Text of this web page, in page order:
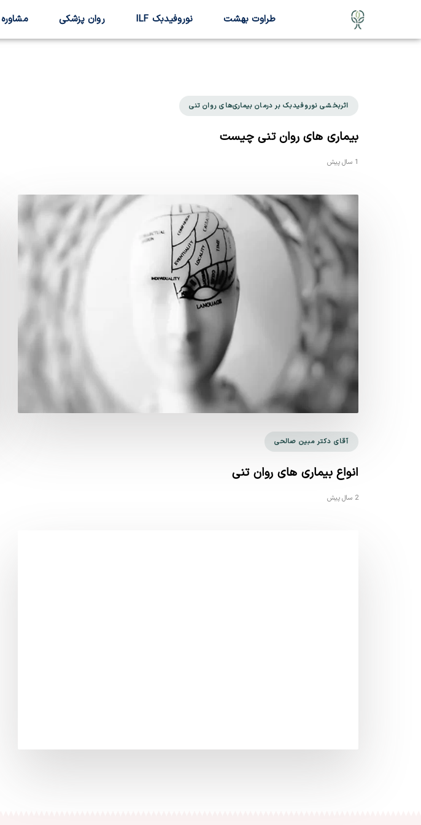
طراوت بهشت نوروفیدبک ILF روان پزشکی مشاوره
اثربخشی نوروفیدبک بر درمان بیماری‌های روان تنی
بیماری های روان تنی چیست
1 سال پیش
آقای دکتر مبین صالحی
انواع بیماری های روان تنی
2 سال پیش